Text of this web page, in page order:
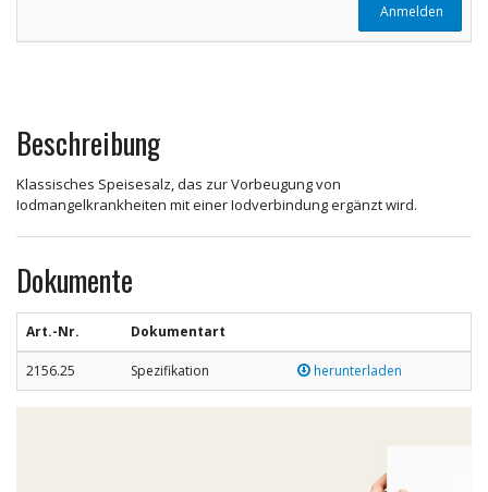
Anmelden
Beschreibung
Klassisches Speisesalz, das zur Vorbeugung von
Iodmangelkrankheiten mit einer Iodverbindung ergänzt wird.
Dokumente
Art.-Nr. Dokumentart
2156.25 Spezifikation herunterladen